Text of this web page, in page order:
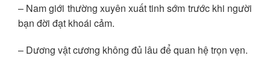
– Nam giới thường xuyên xuất tinh sớm trước khi người
bạn đời đạt khoái cảm.
– Dương vật cương không đủ lâu để quan hệ trọn vẹn.